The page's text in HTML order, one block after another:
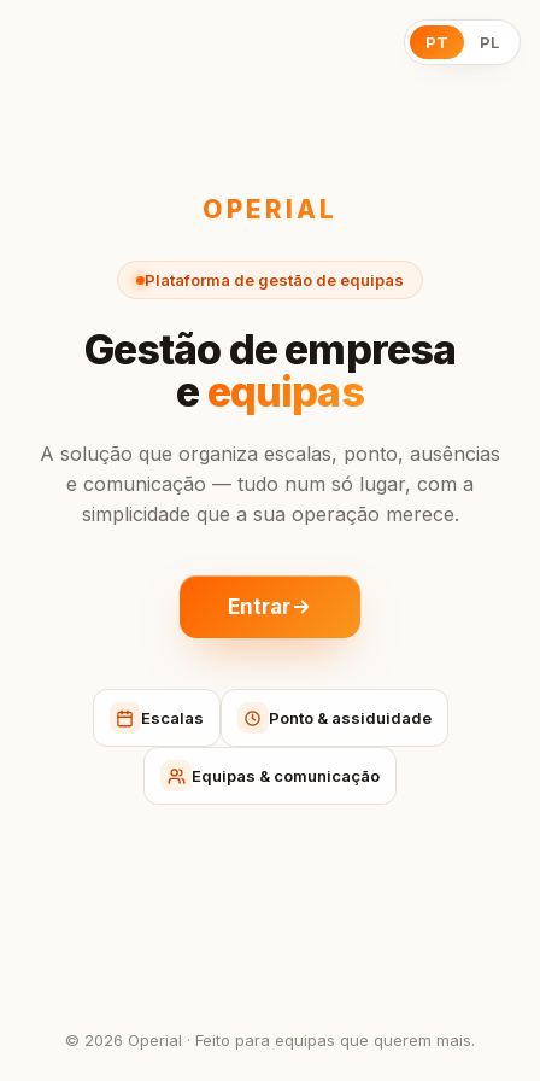
PT PL
OPERIAL
Plataforma de gestão de equipas
Gestão de empresa
eequipas
A solução que organiza escalas, ponto, ausências
e comunicação — tudo num só lugar, com a
simplicidade que a sua operação merece.
Entrar
Escalas Ponto & assiduidade
Equipas & comunicação
© 2026 Operial · Feito para equipas que querem mais.